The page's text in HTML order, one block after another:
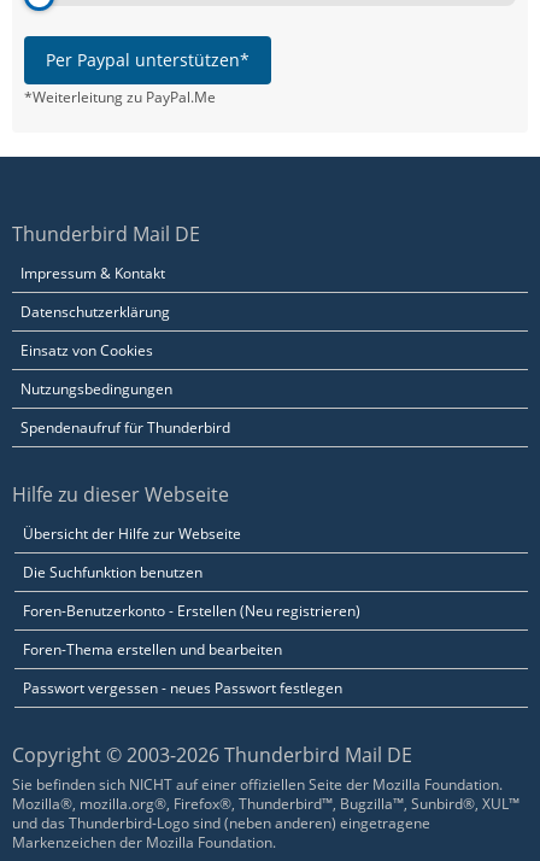
Per Paypal unterstützen*
*Weiterleitung zu PayPal.Me
Thunderbird Mail DE
Impressum & Kontakt
Datenschutzerklärung
Einsatz von Cookies
Nutzungsbedingungen
Spendenaufruf für Thunderbird
Hilfe zu dieser Webseite
Übersicht der Hilfe zur Webseite
Die Suchfunktion benutzen
Foren-Benutzerkonto - Erstellen (Neu registrieren)
Foren-Thema erstellen und bearbeiten
Passwort vergessen - neues Passwort festlegen
Copyright © 2003-2026 Thunderbird Mail DE
Sie befinden sich NICHT auf einer offiziellen Seite der Mozilla Foundation.
Mozilla®, mozilla.org®, Firefox®, Thunderbird™, Bugzilla™, Sunbird®, XUL™
und das Thunderbird-Logo sind (neben anderen) eingetragene
Markenzeichen der Mozilla Foundation.